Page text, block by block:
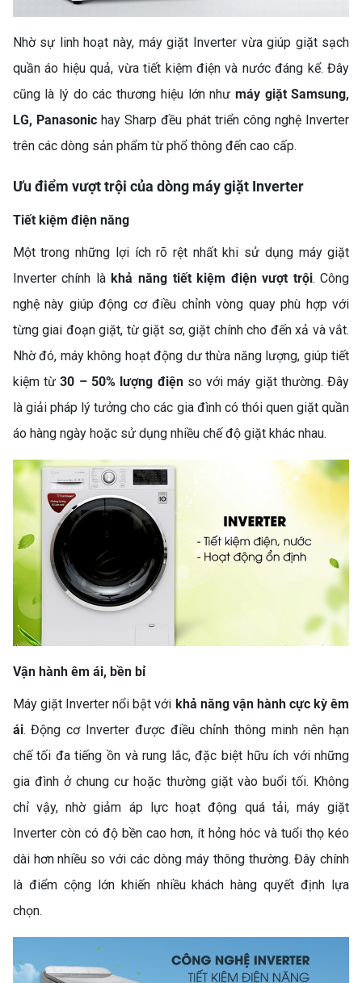
Nhờ sự linh hoạt này, máy giặt Inverter vừa giúp giặt sạch
quần áo hiệu quả, vừa tiết kiệm điện và nước đáng kể. Đây
cũng là lý do các thương hiệu lớn như máy giặt Samsung,
LG, Panasonic hay Sharp đều phát triển công nghệ Inverter
trên các dòng sản phẩm từ phổ thông đến cao cấp.
Ưu điểm vượt trội của dòng máy giặt Inverter
Tiết kiệm điện năng
Một trong những lợi ích rõ rệt nhất khi sử dụng máy giặt
Inverter chính là khả năng tiết kiệm điện vượt trội. Công
nghệ này giúp động cơ điều chỉnh vòng quay phù hợp với
từng giai đoạn giặt, từ giặt sơ, giặt chính cho đến xả và vắt.
Nhờ đó, máy không hoạt động dư thừa năng lượng, giúp tiết
kiệm từ30 – 50% lượng điệnso với máy giặt thường. Đây
là giải pháp lý tưởng cho các gia đình có thói quen giặt quần
áo hàng ngày hoặc sử dụng nhiều chế độ giặt khác nhau.
Vận hành êm ái, bền bỉ
Máy giặt Inverter nổi bật với khả năng vận hành cực kỳ êm
ái. Động cơ Inverter được điều chỉnh thông minh nên hạn
chế tối đa tiếng ồn và rung lắc, đặc biệt hữu ích với những
gia đình ở chung cư hoặc thường giặt vào buổi tối. Không
chỉ vậy, nhờ giảm áp lực hoạt động quá tải, máy giặt
Inverter còn có độ bền cao hơn, ít hỏng hóc và tuổi thọ kéo
dài hơn nhiều so với các dòng máy thông thường. Đây chính
là điểm cộng lớn khiến nhiều khách hàng quyết định lựa
chọn.